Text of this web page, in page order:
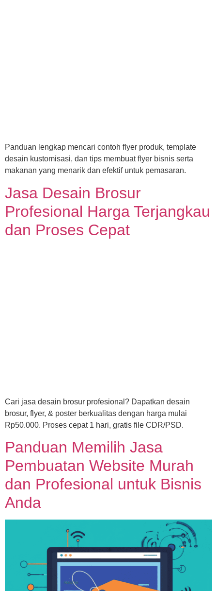
Panduan lengkap mencari contoh flyer produk, template
desain kustomisasi, dan tips membuat flyer bisnis serta
makanan yang menarik dan efektif untuk pemasaran.
Jasa Desain Brosur
Profesional Harga Terjangkau
dan Proses Cepat
brosur, flyer, & poster berkualitas dengan harga mulai
Rp50.000. Proses cepat 1 hari, gratis file CDR/PSD.
Panduan Memilih Jasa
Pembuatan Website Murah
dan Profesional untuk Bisnis
Anda